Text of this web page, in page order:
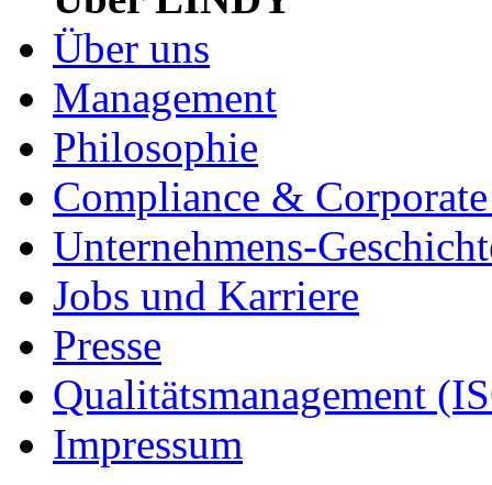
Über uns
Management
Philosophie
Compliance &
Unternehmens-
Jobs und Karriere
Presse
Qualitätsmanagement
Impressum